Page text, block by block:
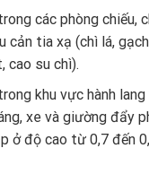
các phòng chiếu,
cản tia xạ (chì lá,
cao su chì).
khu vực hành lang
xe và giường đẩy
ở độ cao từ 0,7 đến